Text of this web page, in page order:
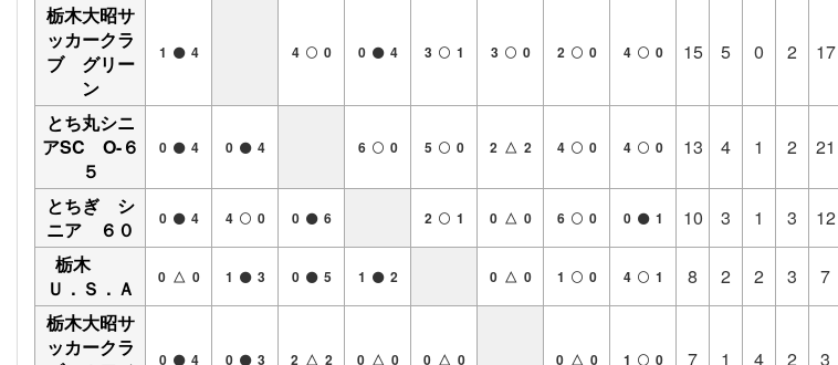
栃木大昭サ
ッカークラ
ブ グリー
ン
1 4 4 0 0 4 3 1 3 0 2 0 4 0 15 5 0 2 17
とち丸シニ
アSC O-６
５
0 4 0 4 6 0 5 0 2 △ 2 4 0 4 0 13 4 1 2 21
とちぎ シ
ニア ６０
0 4 4 0 0 6 2 1 0 △ 0 6 0 0 1 10 3 1 3 12
栃木
Ｕ．Ｓ．Ａ
0 △ 0 1 3 0 5 1 2 0 △ 0 1 0 4 1 8 2 2 3 7
栃木大昭サ
ッカークラ
0 4 0 3 2 △ 2 0 △ 0 0 △ 0 0 △ 0 1 0 7 1 4 2 3